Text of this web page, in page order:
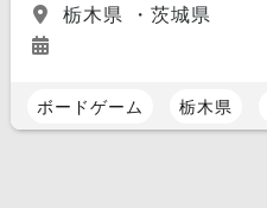
栃木県 ・茨城県
ボードゲーム 栃木県